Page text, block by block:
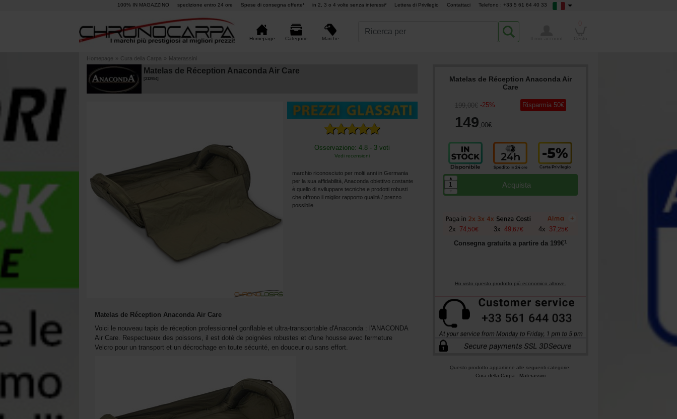
100% IN MAGAZZINO spedizione entro 24 ore Spese di consegna offerte¹ in 2, 3 o 4 volte senza interessi² Lettera di Privilegio Contattaci Telefono : +33 5 61 64 40 33
Homepage Categorie Marche
Homepage » Cura della Carpa » Materassini
Matelas de Réception Anaconda Air Care
212954 ]
Osservazione: 4.8 - 3 voti
Vedi recensioni
marchio riconosciuto per molti anni in Germania
per la sua affidabilità, Anaconda obiettivo costante
è quello di sviluppare tecniche e prodotti robusti
che offrono il miglior rapporto qualità / prezzo
possibile.
Matelas de Réception Anaconda Air
Care
199,00€ -25%
149,00€
Risparmia 50€
Acquista
▲
+
2x 74 50€ 3x 49 67€ 4x 37 25€
Consegna gratuita a partire da 199€1
Ho visto questo prodotto più economico altrove.
Questo prodotto appartiene alle seguenti categorie:
Cura della Carpa - Materassini
Matelas de Réception Anaconda Air Care
Voici le nouveau tapis de réception professionnel gonflable et ultra-transportable d'Anaconda : l'ANACONDA
Air Care. Respectueux des poissons, il est doté de poignées robustes et d'une housse avec fermeture
Velcro pour un transport et un décrochage en toute sécurité, en douceur ou sans effort.